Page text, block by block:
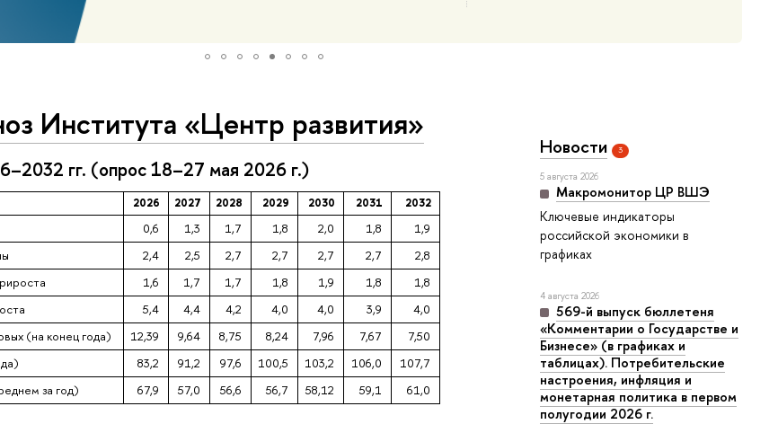
Новости 3
5 августа 2026
Макромонитор ЦР ВШЭ
Ключевые индикаторы
российской экономики в
графиках
4 августа 2026
569-й выпуск бюллетеня
«Комментарии о Государстве и
Бизнесе» (в графиках и
таблицах). Потребительские
настроения, инфляция и
монетарная политика в первом
полугодии 2026 г.
Института «Центр развития»
гг. (опрос 18–27 мая 2026 г.)
2026 2027 2028 2029 2030 2031 2032
0,6 1,3 1,7 1,8 2,0 1,8
1,9
2,4 2,5 2,7 2,7 2,7 2,7
2,8
1,6 1,7 1,7 1,8 1,9 1,8
1,8
5,4 4,4 4,2 4,0 4,0 3,9
4,0
(на конец года)
12,39 9,64 8,75 8,24 7,96 7,67
7,50
83,2 91,2 97,6 100,5 103,2 106,0
107,7
за год)
67,9 57,0 56,6 56,7 58,12 59,1 61,0